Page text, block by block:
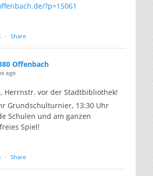
?p=15061
· Share
Offenbach
ago
Herrnstr. vor der Stadtbibliothek!
Grundschulturnier, 13:30 Uhr
Schulen und am ganzen
Spiel!
· Share